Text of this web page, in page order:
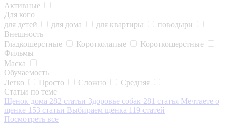
Активные
Для кого
для детей
для дома для квартиры
поводыри
Внешность
Гладкошерстные
Коротколапые
Короткошерстные
Фильмы
Маска
Обучаемость
Легко
Просто Сложно
Средняя
Статьи по теме
Щенок дома 282 статьи Здоровье собак 281 статья Мечтаете о
щенке 153 статьи Выбираем щенка 119 статей
Посмотреть все